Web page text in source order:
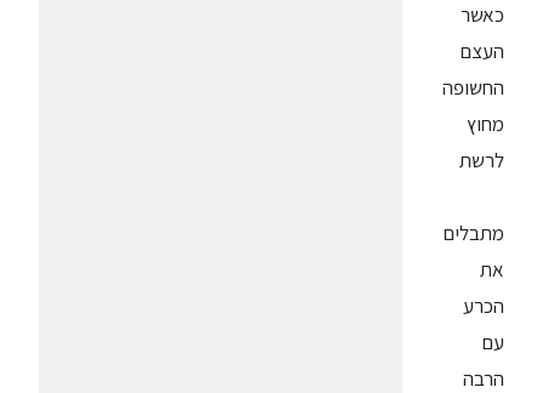
כאשר
העצם
החשופה
מחוץ
לרשת
מתבלים
את
הכרע
עם
הרבה